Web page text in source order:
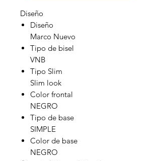
Diseño
Diseño
Marco Nuevo
Tipo de bisel
VNB
Tipo Slim
Slim look
Color frontal
NEGRO
Tipo de base
SIMPLE
Color de base
NEGRO